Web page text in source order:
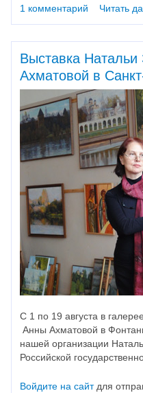
1 комментарий Читать
Выставка
Ахматовой в
С 1 по 19 августа в
Анны Ахматовой в
нашей организации
Российской
Войдите на сайтдля